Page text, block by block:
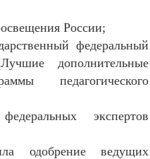
России;
федеральный
дополнительные
педагогического
экспертов
одобрение ведущих